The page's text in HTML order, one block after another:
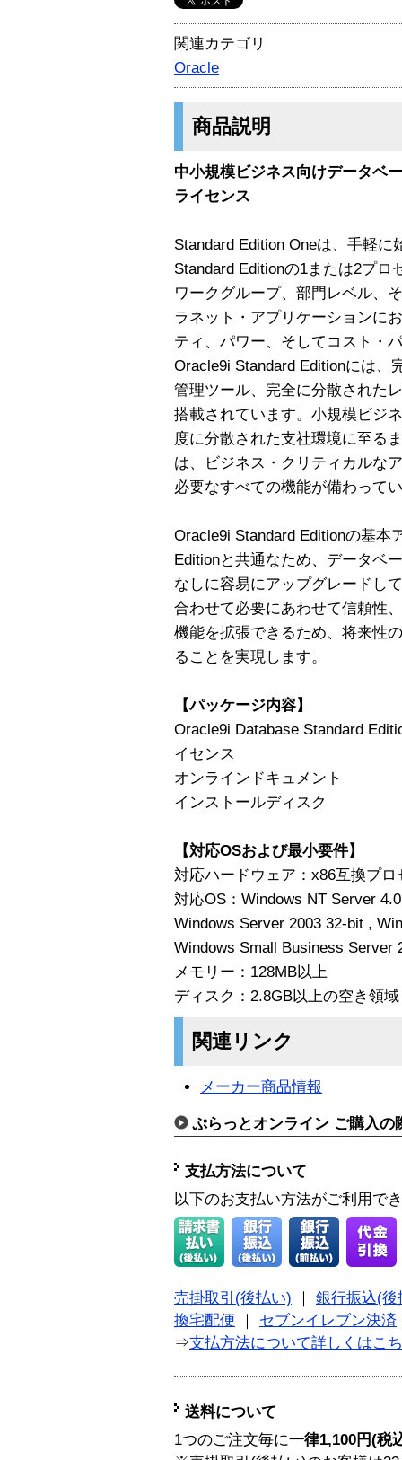
関連カテゴリ
Oracle
商品説明
中小規模ビジネス向けデータベ
ライセンス
Standard Edition Oneは、手軽に
Standard Editionの1または2プ
ワークグループ、部門レベル、
ラネット・アプリケーションに
ティ、パワー、そしてコスト・
Oracle9i Standard Editionには、
管理ツール、完全に分散された
搭載されています。小規模ビジ
度に分散された支社環境に至る
は、ビジネス・クリティカルな
必要なすべての機能が備わって
Oracle9i Standard Editionの基本
Editionと共通なため、データベ
なしに容易にアップグレードし
合わせて必要にあわせて信頼性
機能を拡張できるため、将来性
ることを実現します。
【パッケージ内容】
Oracle9i Database Standard
イセンス
オンラインドキュメント
インストールディスク
【対応OSおよび最小要件】
対応ハードウェア：x86互換プ
対応OS：Windows NT Server
Windows Server 2003 32-bit ,
Windows Small Business Server
メモリー：128MB以上
ディスク：2.8GB以上の空き領域
関連リンク
メーカー商品情報
ぷらっとオンライン ご購入の
支払方法について
以下のお支払い方法がご利用で
売掛取引(後払い)
銀行振込(後
換宅配便
セブンイレブン決済
⇒支払方法について詳しくはこ
送料について
1つのご注文毎に一律1,100円(税